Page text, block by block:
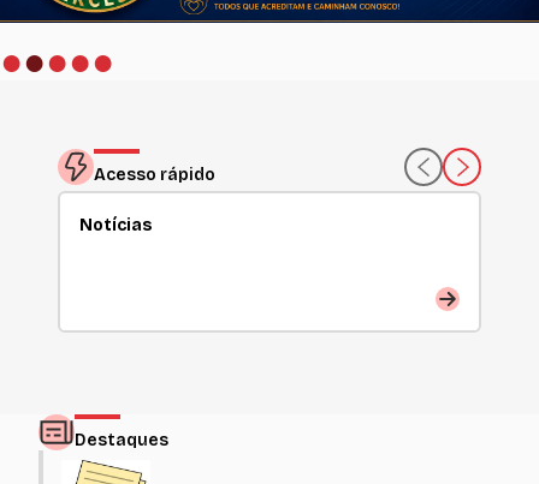
●●●●●
Acesso rápido
Notícias
Destaques